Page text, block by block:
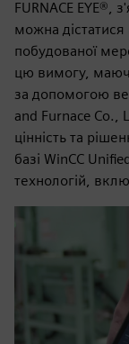
FURNACE EYE®,
можна
побудованої
цю вимогу,
за допомогою
and Furnace Co.,
цінність та
базі WinCC
технологій,